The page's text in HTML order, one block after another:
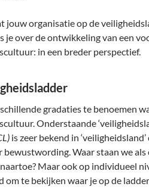
jouw organisatie op de
je over de ontwikkeling van een
in een breder perspectief.
gradaties te benoemen
Onderstaande
is zeer bekend in
bewustwording. Waar staan we als
Maar ook op individueel
om te bekijken waar je op de